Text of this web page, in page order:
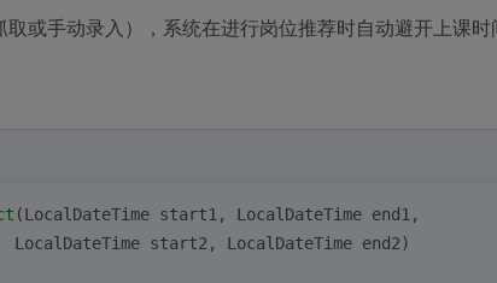
或手动录入），系统在进行岗位推荐时自动避开上课时
(LocalDateTime start1, LocalDateTime end1,
LocalDateTime start2, LocalDateTime end2)